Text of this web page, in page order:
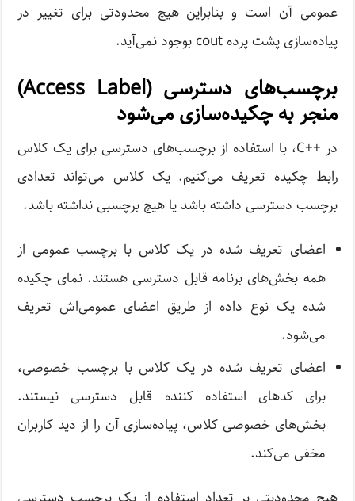
عمومی ‌آن است و بنابراین هیچ محدودتی برای تغییر در
پیاده‌سازی پشت پرده cout بوجود نمی‌آید.
برچسب‌های دسترسی (Access Label)
منجر به چکیده‌سازی می‌شود
در ++C، با استفاده از برچسب‌های دسترسی برای یک کلاس
رابط چکیده تعریف می‌کنیم. یک کلاس می‌تواند تعدادی
برچسب دسترسی داشته باشد یا هیچ برچسبی نداشته باشد.
اعضای تعریف شده در یک کلاس با برچسب عمومی ‌از
همه بخش‌های برنامه قابل دسترسی هستند. نمای چکیده
شده یک نوع داده از طریق اعضای عمومی‌اش تعریف
می‌شود.
اعضای تعریف شده در یک کلاس با برچسب خصوصی،
برای کدهای استفاده کننده قابل دسترسی نیستند.
بخش‌های خصوصی کلاس، پیاده‌سازی آن را از دید کاربران
مخفی می‌کند.